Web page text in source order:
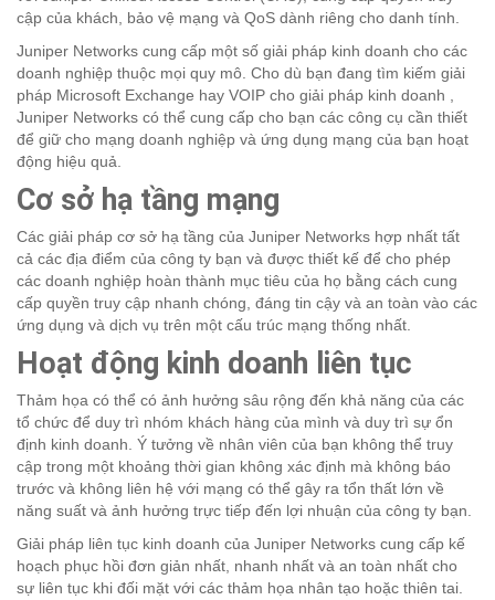
cập của khách, bảo vệ mạng và QoS dành riêng cho danh tính.
Juniper Networks cung cấp một số giải pháp kinh doanh cho các
doanh nghiệp thuộc mọi quy mô. Cho dù bạn đang tìm kiếm giải
pháp Microsoft Exchange hay VOIP cho giải pháp kinh doanh ,
Juniper Networks có thể cung cấp cho bạn các công cụ cần thiết
để giữ cho mạng doanh nghiệp và ứng dụng mạng của bạn hoạt
động hiệu quả.
Cơ sở hạ tầng mạng
Các giải pháp cơ sở hạ tầng của Juniper Networks hợp nhất tất
cả các địa điểm của công ty bạn và được thiết kế để cho phép
các doanh nghiệp hoàn thành mục tiêu của họ bằng cách cung
cấp quyền truy cập nhanh chóng, đáng tin cậy và an toàn vào các
ứng dụng và dịch vụ trên một cấu trúc mạng thống nhất.
Hoạt động kinh doanh liên tục
Thảm họa có thể có ảnh hưởng sâu rộng đến khả năng của các
tổ chức để duy trì nhóm khách hàng của mình và duy trì sự ổn
định kinh doanh. Ý tưởng về nhân viên của bạn không thể truy
cập trong một khoảng thời gian không xác định mà không báo
trước và không liên hệ với mạng có thể gây ra tổn thất lớn về
năng suất và ảnh hưởng trực tiếp đến lợi nhuận của công ty bạn.
Giải pháp liên tục kinh doanh của Juniper Networks cung cấp kế
hoạch phục hồi đơn giản nhất, nhanh nhất và an toàn nhất cho
sự liên tục khi đối mặt với các thảm họa nhân tạo hoặc thiên tai.